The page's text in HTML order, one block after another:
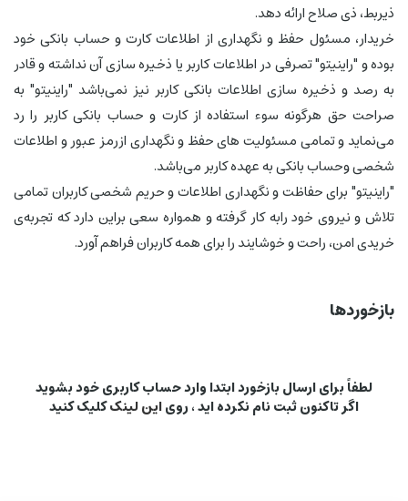
ذیربط، ذی صلاح ارائه دهد.
خریدار، مسئول حفظ و نگهداری از اطلاعات کارت و حساب بانکی خود
بوده و "راینیتو" تصرفی در اطلاعات کاربر یا ذخیره سازی آن نداشته و قادر
به رصد و ذخیره سازی اطلاعات بانکی کاربر نیز نمی‌باشد "راینیتو" به
صراحت حق هرگونه سوء استفاده از کارت و حساب بانکی کاربر را رد
می‌نماید و تمامی مسئولیت های حفظ و نگهداری ازرمز عبور و اطلاعات
شخصی وحساب بانکی به عهده کاربر می‌باشد.
"راینیتو" برای حفاظت و نگهداری اطلاعات و حریم شخصی کاربران تمامی
تلاش و نیروی خود رابه کار گرفته و همواره سعی براین دارد که تجربه‌ی
خریدی امن، راحت و خوشایند را برای همه کاربران فراهم آورد.
بازخوردها
لطفاً برای ارسال بازخورد ابتدا وارد حساب کاربری خود بشوید
اگر تاکنون ثبت نام نکرده اید ، رویاین لینککلیک کنید